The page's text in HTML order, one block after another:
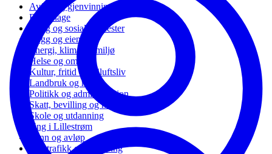
Avfall og gjenvinning
Barnehage
Bolig og sosiale tjenester
Bygg og eiendom
Energi, klima og miljø
Helse og omsorg
Kultur, fritid og friluftsliv
Landbruk og natur
Politikk og administrasjon
Skatt, bevilling og næring
Skole og utdanning
Ung i Lillestrøm
Vann og avløp
Vei, trafikk og parkering